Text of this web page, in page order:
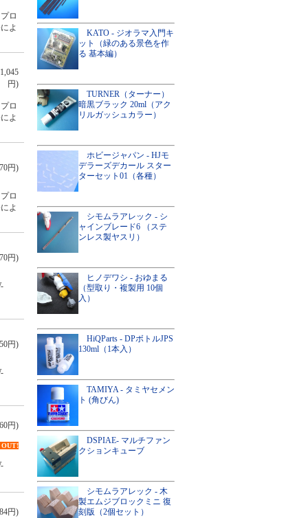
ロ
よ
円)
ロ
よ
円)
ロ
よ
円)
円)
円)
OUT!
円)
KATO - ジオラマ入門キ
ット（緑のある景色を作
る 基本編）
TURNER（ターナー）
暗黒ブラック 20ml（アク
リルガッシュカラー）
ホビージャパン - HJモ
デラーズデカール スター
ターセット01（各種）
シモムラアレック - シ
ャインブレード6 （ステ
ンレス製ヤスリ）
ヒノデワシ - おゆまる
（型取り・複製用 10個
入）
HiQParts - DPボトルJPS
130ml（1本入）
TAMIYA - タミヤセメン
ト (角びん)
DSPIAE- マルチファン
クションキューブ
シモムラアレック - 木
製エムジブロックミニ 復
刻版（2個セット）